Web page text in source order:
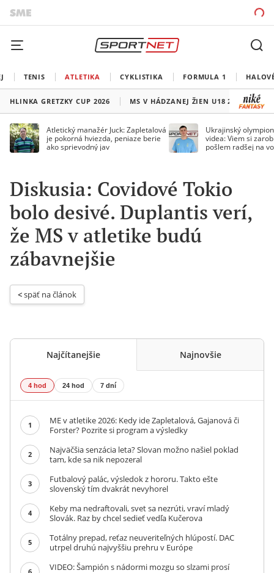
TENIS ATLETIKA CYKLISTIKA FORMULA 1
HLINKA GRETZKY CUP 2026 MS V HÁDZANEJ ŽIEN U18 2026
Atletický manažér Juck: Zapletalová
je pokorná hviezda, peniaze berie
ako sprievodný jav
Ukrajinský
videa: Viem si
pošlem radšej na
Diskusia: Covidové Tokio
bolo desivé. Duplantis verí,
že MS v atletike budú
zábavnejšie
< späť na článok
Najčítanejšie Najnovšie
4 hod 24 hod 7 dní
1
ME v atletike 2026: Kedy ide Zapletalová, Gajanová či
Forster? Pozrite si program a výsledky
2
Najväčšia senzácia leta? Slovan možno našiel poklad
tam, kde sa nik nepozeral
3
Futbalový palác, výsledok z hororu. Takto ešte
slovenský tím dvakrát nevyhorel
4
Keby ma nedraftovali, svet sa nezrúti, vraví mladý
Slovák. Raz by chcel sedieť vedľa Kučerova
5
Totálny prepad, reťaz neuveriteľných hlúpostí. DAC
utrpel druhú najvyššiu prehru v Európe
VIDEO: Šampión s nádormi mozgu so slzami prosí